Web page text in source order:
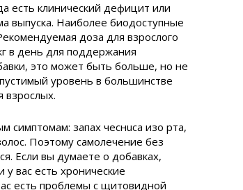
есть клинический дефицит или
выпуска. Наиболее биодоступные
доза для взрослого
в день для поддержания
это может быть больше, но не
уровень в большинстве
взрослых.
симптомам: запах чеснuca изо рта,
Поэтому самолечение без
Если вы думаете о добавках,
у вас есть хронические
есть проблемы с щитовидной